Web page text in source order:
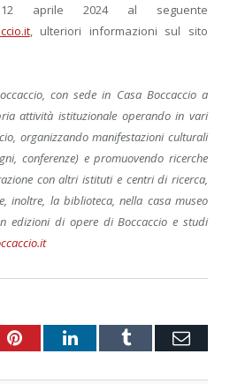
aprile 2024 al seguente
, ulteriori informazioni sul sito
con sede in Casa Boccaccio a
attività istituzionale operando in vari
organizzando manifestazioni culturali
conferenze) e promuovendo ricerche
con altri istituti e centri di ricerca,
inoltre, la biblioteca, nella casa museo
edizioni di opere di Boccaccio e studi
PinterestLinkedInTumblr